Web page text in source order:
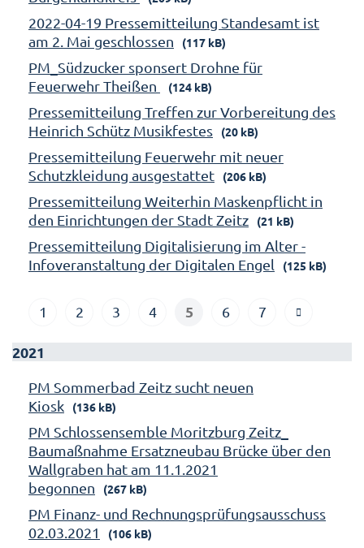
2022-04-19 Pressemitteilung Standesamt ist
am 2. Mai geschlossen
(117 kB)
PM_Südzucker sponsert Drohne für
Feuerwehr Theißen
(124 kB)
Pressemitteilung Treffen zur Vorbereitung des
Heinrich Schütz Musikfestes
(20 kB)
Pressemitteilung Feuerwehr mit neuer
Schutzkleidung ausgestattet
(206 kB)
Pressemitteilung Weiterhin Maskenpflicht in
den Einrichtungen der Stadt Zeitz
(21 kB)
Pressemitteilung Digitalisierung im Alter -
Infoveranstaltung der Digitalen Engel
(125 kB)
1 2 3 4 5 6 7
2021
PM Sommerbad Zeitz sucht neuen
Kiosk
(136 kB)
PM Schlossensemble Moritzburg Zeitz_
Baumaßnahme Ersatzneubau Brücke über den
Wallgraben hat am 11.1.2021
begonnen
(267 kB)
PM Finanz- und Rechnungsprüfungsausschuss
02.03.2021
(106 kB)